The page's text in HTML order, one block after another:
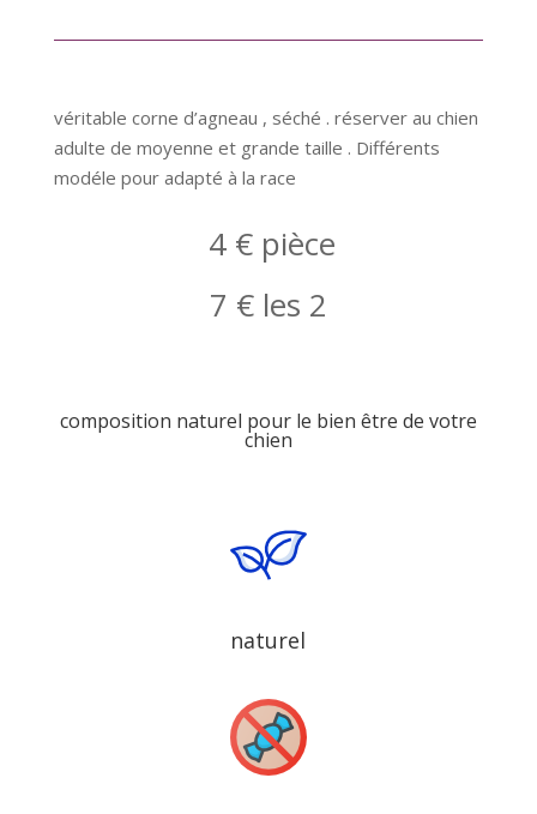
véritable corne d’agneau , séché . réserver au chien
adulte de moyenne et grande taille . Différents
modéle pour adapté à la race
4 € pièce
7 € les 2
composition naturel pour le bien être de votre
chien
naturel